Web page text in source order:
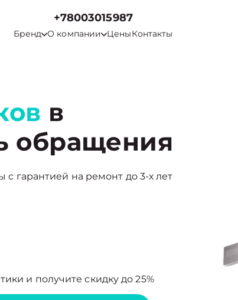
+78003015987
Бренд О компании ЦеныКонтакты
в
обращения
с гарантией на ремонт до 3-х лет
и получите скидку до 25%